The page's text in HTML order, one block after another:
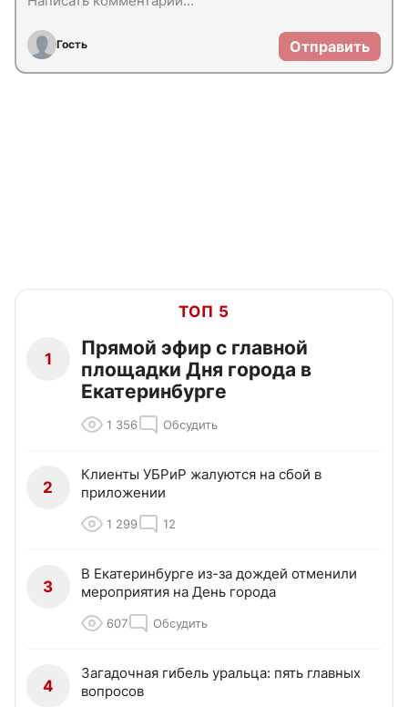
Гость Отправить
ТОП 5
1
Прямой эфир с главной
площадки Дня города в
Екатеринбурге
1 356 Обсудить
2
Клиенты УБРиР жалуются на сбой в
приложении
1 299 12
3
В Екатеринбурге из-за дождей отменили
мероприятия на День города
607 Обсудить
4
Загадочная гибель уральца: пять главных
вопросов